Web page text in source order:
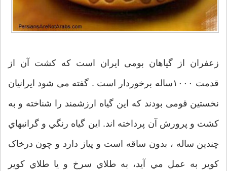
زعفران از گیاهان بومی ایران است که کشت آن از
قدمت ۱۰۰۰ساله برخوردار است . گفته می شود ایرانیان
نخستین قومی بودند که این گیاه ارزشمند را شناخته و به
کشت و پرورش آن پرداخته اند. اين گياه رنگي و گرانبهاي
چندين ساله ، بدون ساقه است و پياز دارد و چون درخاک
کوير به عمل مي آيد، به طلاي سرخ و يا طلاي کوير